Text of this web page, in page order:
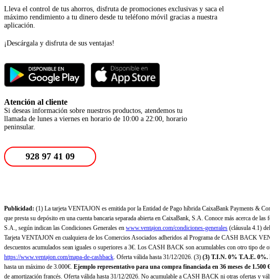
Lleva el control de tus ahorros, disfruta de promociones exclusivas y saca el
máximo rendimiento a tu dinero desde tu teléfono móvil gracias a nuestra
aplicación.
¡Descárgala y disfruta de sus ventajas!
Atención al cliente
Si deseas información sobre nuestros productos, atendemos tu
llamada de lunes a viernes en horario de 10:00 a 22:00, horario
peninsular.
928 97 41 09
Publicidad: (1) La tarjeta VENTAJON es emitida por la Entidad de Pago híbrida CaixaBank Payments &
que presta su depósito en una cuenta bancaria separada abierta en CaixaBank, S.A. Conoce más acerca de las
S.A., según indican las Condiciones Generales en www.ventajon.com/condiciones-generales (cláusula 4.1)
Tarjeta VENTAJON en cualquiera de los Comercios Asociados adheridos al Programa de CASH BACK
descuentos acumulados sean iguales o superiores a 3€. Los CASH BACK son acumulables con otro tipo
https://www.ventajon.com/mapa-de-cashback. Oferta válida hasta 31/12/2026. (3) (3) T.I.N. 0% T.A.E. 0%.
hasta un máximo de 3.000€. Ejemplo representativo para una compra financiada en 36 meses de 1.500
de amortización francés. Oferta válida hasta 31/12/2026. No acumulable a CASH BACK ni otras ofertas y